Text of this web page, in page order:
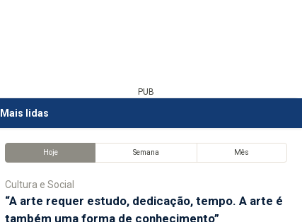
PUB
Mais lidas
Hoje Semana Mês
Cultura e Social
“A arte requer estudo, dedicação, tempo. A arte é
também uma forma de conhecimento”